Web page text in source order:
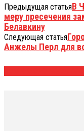
Предыдущая статьяВ
меру пресечения
Белавкину
Следующая статья
Анжелы Перл для